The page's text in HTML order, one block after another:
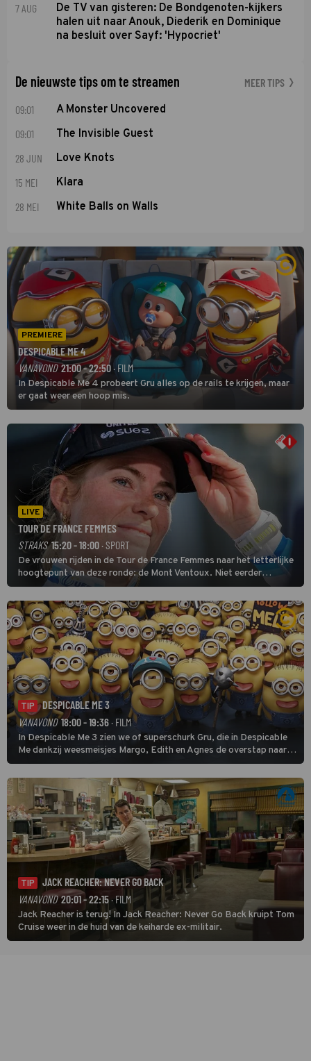
7 AUG
De TV van gisteren: De Bondgenoten-kijkers
halen uit naar Anouk, Diederik en Dominique
na besluit over Sayf: 'Hypocriet'
De nieuwste tips om te streamen MEER TIPS
09:01 A Monster Uncovered
09:01 The Invisible Guest
28 JUN Love Knots
15 MEI Klara
28 MEI White Balls on Walls
PREMIERE
DESPICABLE ME 4
VANAVOND 21:00 - 22:50 · FILM
In Despicable Me 4 probeert Gru alles op de rails te krijgen, maar
er gaat weer een hoop mis.
LIVE
TOUR DE FRANCE FEMMES
STRAKS 15:20 - 18:00 · SPORT
De vrouwen rijden in de Tour de France Femmes naar het letterlijke
hoogtepunt van deze ronde: de Mont Ventoux. Niet eerder
finishten de vrouwen voor deze koers op deze kale col uit de
buitencategorie. De aanloop naar de slotklim is vlak.
TIP
DESPICABLE ME 3
VANAVOND 18:00 - 19:36· FILM
In Despicable Me 3 zien we of superschurk Gru, die in Despicable
Me dankzij weesmeisjes Margo, Edith en Agnes de overstap naar
het rechte pad maakte, ook op dat pad weet te blijven.
TIP
JACK REACHER: NEVER GO BACK
VANAVOND 20:01 - 22:15· FILM
Jack Reacher is terug! In Jack Reacher: Never Go Back kruipt Tom
Cruise weer in de huid van de keiharde ex-militair.